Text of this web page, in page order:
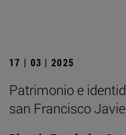
17 | 03 | 2025
Patrimonio e
san Francisco